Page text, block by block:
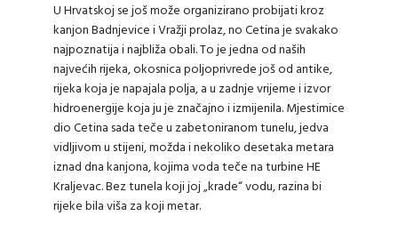
U Hrvatskoj se još može organizirano probijati kroz
kanjon Badnjevice i Vražji prolaz, no Cetina je svakako
najpoznatija i najbliža obali. To je jedna od naših
najvećih rijeka, okosnica poljoprivrede još od antike,
rijeka koja je napajala polja, a u zadnje vrijeme i izvor
hidroenergije koja ju je značajno i izmijenila. Mjestimice
dio Cetina sada teče u zabetoniranom tunelu, jedva
vidljivom u stijeni, možda i nekoliko desetaka metara
iznad dna kanjona, kojima voda teče na turbine HE
Kraljevac. Bez tunela koji joj „krade“ vodu, razina bi
rijeke bila viša za koji metar.